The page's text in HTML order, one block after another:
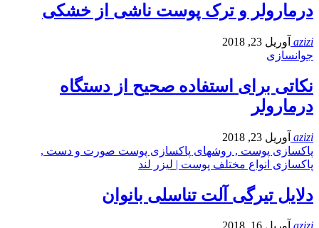
درمارولر و ترک پوست ناشی از خشکی
azizi آوریل 23, 2018
جوانسازی
نکاتی برای استفاده صحیح از دستگاه
درمارولر
azizi آوریل 23, 2018
پاکسازی پوست , روشهای پاکسازی پوست صورت و دست ,
پاکسازی انواع مختلف پوست | لیزر لند
دلایل تیرگی آلت تناسلی بانوان